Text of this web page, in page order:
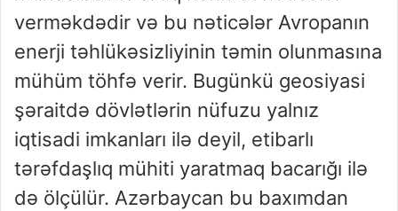
verməkdədir və bu nəticələr Avropanın
enerji təhlükəsizliyinin təmin olunmasına
mühüm töhfə verir. Bugünkü geosiyasi
şəraitdə dövlətlərin nüfuzu yalnız
iqtisadi imkanları ilə deyil, etibarlı
tərəfdaşlıq mühiti yaratmaq bacarığı ilə
də ölçülür. Azərbaycan bu baxımdan